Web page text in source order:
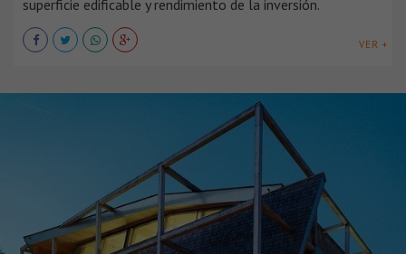
superficie edificable y rendimiento de la inversión.
VER +